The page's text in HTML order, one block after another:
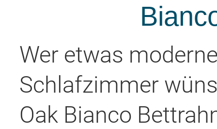
Wer etwas
Schlafzimmer
Oak Bianco